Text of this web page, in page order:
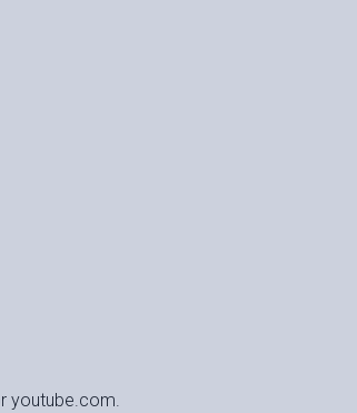
youtube.com.